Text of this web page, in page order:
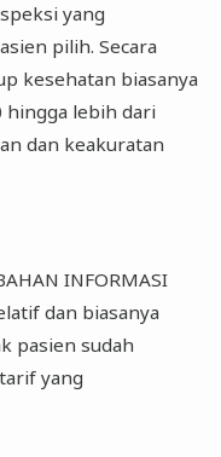
yang
pilih. Secara
kesehatan biasanya
hingga lebih dari
dan keakuratan
INFORMASI
dan biasanya
pasien sudah
yang